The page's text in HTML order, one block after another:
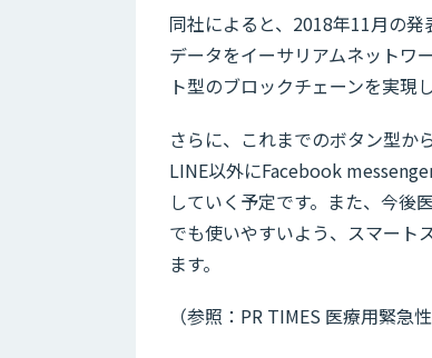
同社によると、2018年11月の
データをイーサリアムネットワ
ト型のブロックチェーンを実現
さらに、これまでのボタン型か
LINE以外にFacebook
していく予定です。また、今後
でも使いやすいよう、スマート
ます。
（参照：PR TIMES 医療用緊急